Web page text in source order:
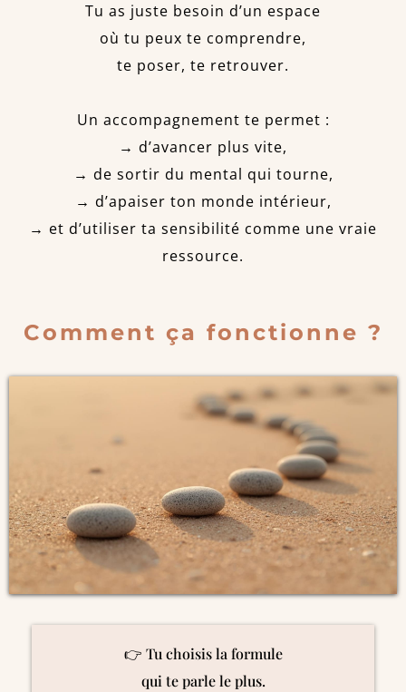
Tu as juste besoin d’un espace
où tu peux te comprendre,
te poser, te retrouver.
Un accompagnement te permet :
→ d’avancer plus vite,
→ de sortir du mental qui tourne,
→ d’apaiser ton monde intérieur,
→ et d’utiliser ta sensibilité comme une vraie
ressource.
Comment ça fonctionne ?
👉 Tu choisis la formule
qui te parle le plus.